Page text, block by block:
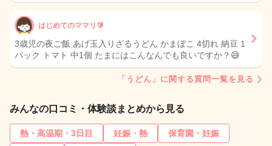
はじめてのママリ🔰
3歳児の夜ご飯 あげ玉入りざるうどん かまぼこ 4切れ 納豆 1
パック トマト 中1個 たまにはこんなんでも良いですか？😅
「うどん」に関する質問一覧を見る
みんなの口コミ・体験談まとめから見る
熱・高温期・3日目 妊娠・熱
保育園・妊娠